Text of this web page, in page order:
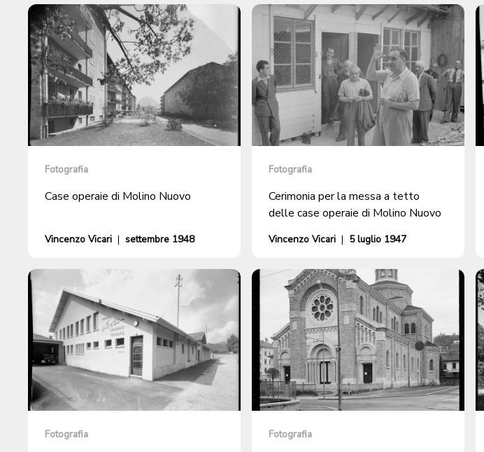
Fotografia
Case operaie di Molino Nuovo
Vincenzo Vicari | settembre 1948
Fotografia
Cerimonia per la messa a tetto
delle case operaie di Molino Nuovo
Vincenzo Vicari | 5 luglio 1947
Fotografia Fotografia